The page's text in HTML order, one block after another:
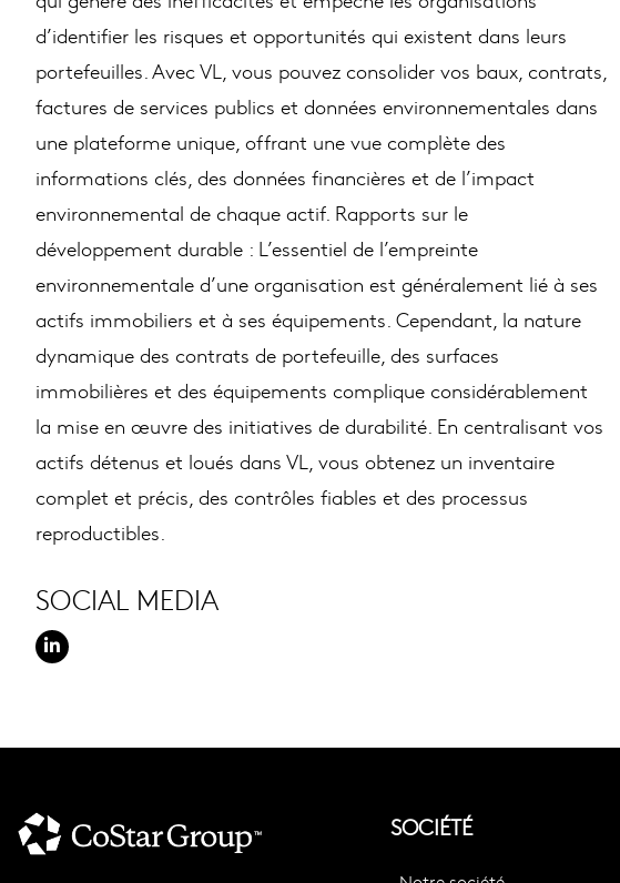
d’identifier les risques et opportunités qui existent dans leurs
portefeuilles. Avec VL, vous pouvez consolider vos baux, contrats,
factures de services publics et données environnementales dans
une plateforme unique, offrant une vue complète des
informations clés, des données financières et de l’impact
environnemental de chaque actif. Rapports sur le
développement durable : L’essentiel de l’empreinte
environnementale d’une organisation est généralement lié à ses
actifs immobiliers et à ses équipements. Cependant, la nature
dynamique des contrats de portefeuille, des surfaces
immobilières et des équipements complique considérablement
la mise en œuvre des initiatives de durabilité. En centralisant vos
actifs détenus et loués dans VL, vous obtenez un inventaire
complet et précis, des contrôles fiables et des processus
reproductibles.
SOCIAL MEDIA
SOCIÉTÉ